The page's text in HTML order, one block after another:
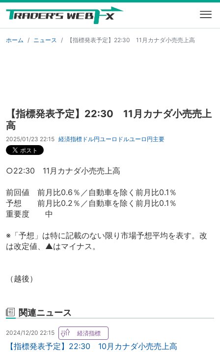
ホーム ニュース 【指標発表予定】22:30 11月カナダ小売売上高
【指標発表予定】22:30 11月カナダ小売売上
高
2025/01/23 22:15 経済指標 ドル円ユーロドルユーロ円主要
○22:30 11月カナダ小売売上高
前回値 前月比0.6％／自動車を除く前月比0.1％
予想 前月比0.2％／自動車を除く前月比0.1％
重要度 中
※「予想」は特に記載のない限り市場予想平均を表す。改
は改定値、▲はマイナス。
（越後）
関連ニュース
2024/12/20 22:15
【指標発表予定】22:30 10月カナダ小売売上高